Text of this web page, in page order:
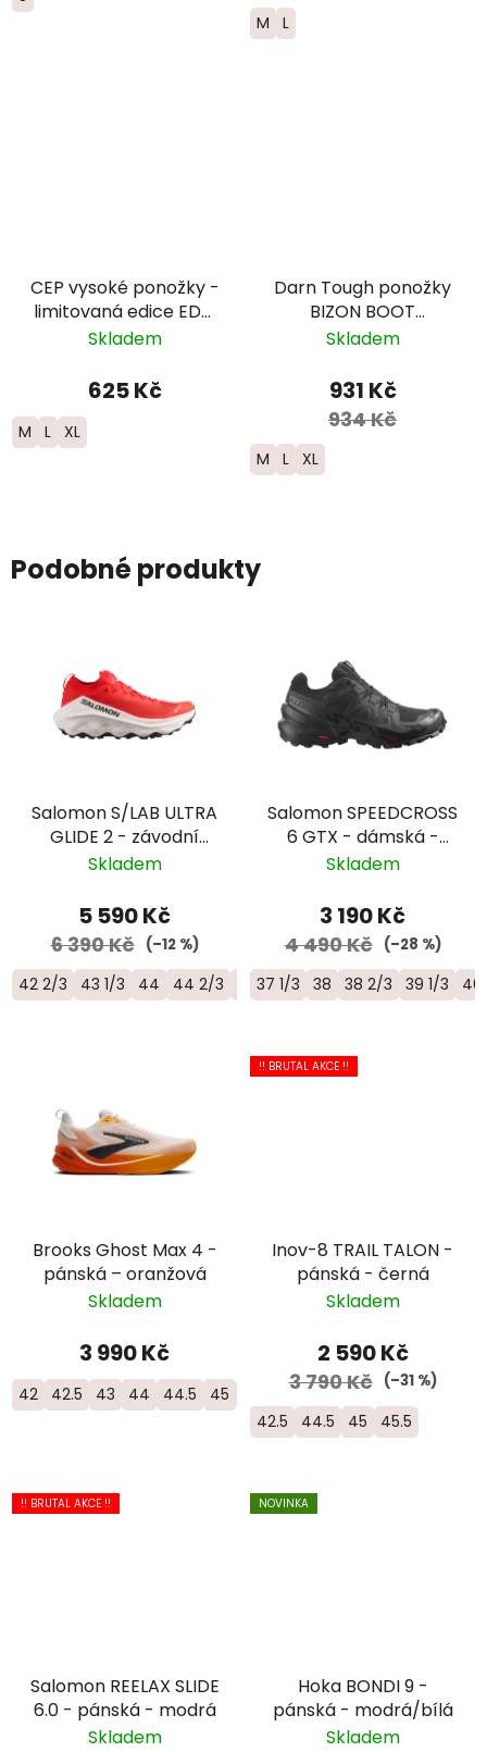
M
L
CEP vysoké ponožky -
limitovaná edice EDT.
FADE - pánské -
Skladem
625 Kč
M L XL
Darn Tough ponožky
BIZON BOOT
Midweight Merino -
červené
Skladem
931 Kč
934 Kč
M L XL
Podobné produkty
Salomon S/LAB ULTRA
GLIDE 2 - závodní
trailová běžecká bota
Skladem
5 590 Kč
6 390 Kč (–12 %)
42 2/3 43 1/3 44 44 2/3 45 1/3 46
Salomon SPEEDCROSS
6 GTX - dámská -
černá
Skladem
3 190 Kč
4 490 Kč (–28 %)
37 1/3 38 38 2/3 39 1/3 40
Brooks Ghost Max 4 -
pánská – oranžová
Skladem
3 990 Kč
42 42.5 43 44 44.5 45 46
!! BRUTAL AKCE !!
Inov-8 TRAIL TALON -
pánská - černá
Skladem
2 590 Kč
3 790 Kč (–31 %)
42.5 44.5 45 45.5
!! BRUTAL AKCE !!
Salomon REELAX SLIDE
6.0 - pánská - modrá
Skladem
NOVINKA
Hoka BONDI 9 -
pánská - modrá/bílá
Skladem